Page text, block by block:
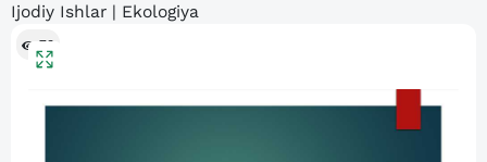
Ijodiy Ishlar | Ekologiya
73